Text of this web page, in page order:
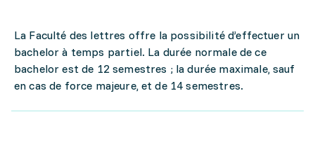
La Faculté des lettres offre la possibilité d’effectuer un
bachelor à temps partiel. La durée normale de ce
bachelor est de 12 semestres ; la durée maximale, sauf
en cas de force majeure, et de 14 semestres.